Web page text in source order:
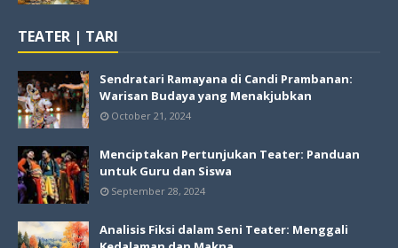
TEATER | TARI
Sendratari Ramayana di Candi Prambanan:
Warisan Budaya yang Menakjubkan
October 21, 2024
Menciptakan Pertunjukan Teater: Panduan
untuk Guru dan Siswa
September 28, 2024
Analisis Fiksi dalam Seni Teater: Menggali